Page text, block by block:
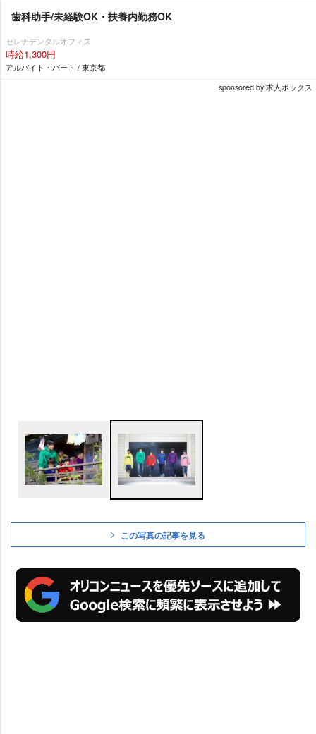
歯科助手/未経験OK・扶養内勤務OK
セレナデンタルオフィス
時給1,300円
アルバイト・パート / 東京都
sponsored by 求人ボックス
この写真の記事を見る